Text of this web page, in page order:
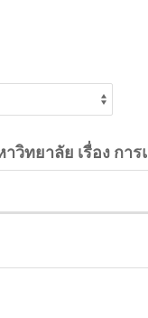
วิทยาลัย เรื่อง ก